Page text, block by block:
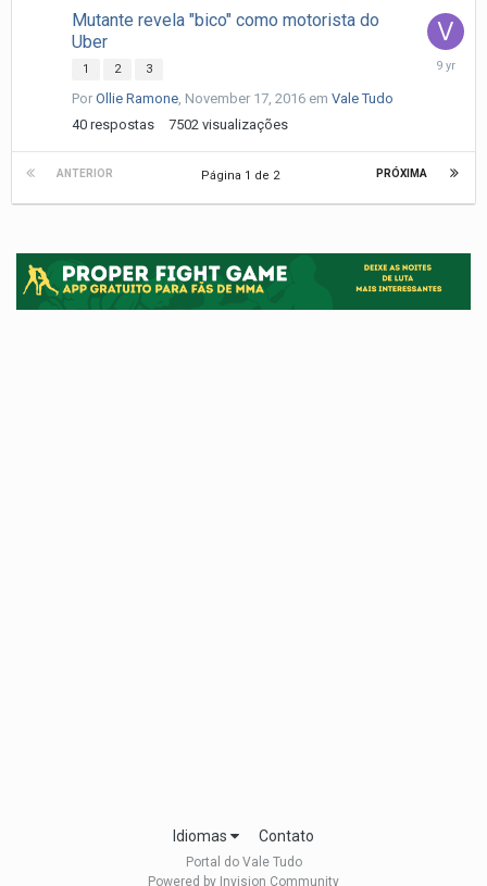
Mutante revela "bico" como motorista do
Uber
1 2 3
Por Ollie Ramone November 17, 2016 em Vale Tudo
40 respostas 7502 visualizações
ANTERIOR PRÓXIMA
Página 1 de 2
Idiomas Contato
Portal do Vale Tudo
Powered by Invision Community